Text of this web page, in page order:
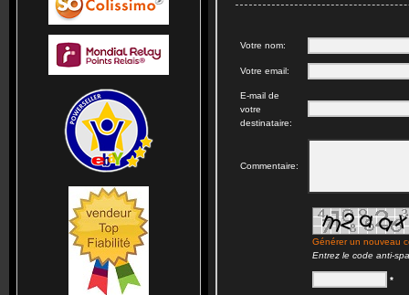
Votre nom:
Votre email:
E-mail de
votre
destinataire:
Commentaire:
Générer un nouveau
Entrez le code anti-
*